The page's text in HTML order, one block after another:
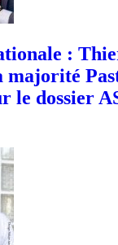
:
majorité
le dossier